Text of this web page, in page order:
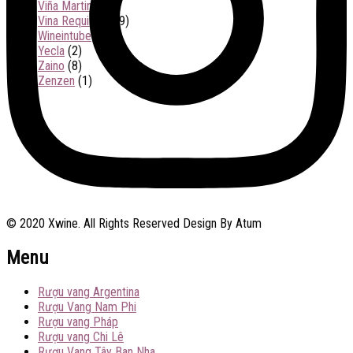
Viña Martin
Vina Requingua
(9)
Wineintube
Yecla (2)
Zaino (8)
Zenzen (1)
© 2020 Xwine. All Rights Reserved Design By Atum
Menu
Rượu vang Argentina
Rượu Vang Nam Phi
Rượu vang Pháp
Rượu vang Chi Lê